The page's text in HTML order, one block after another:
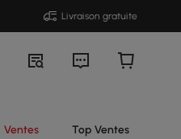
Livraison gratuite
Ventes Top Ventes